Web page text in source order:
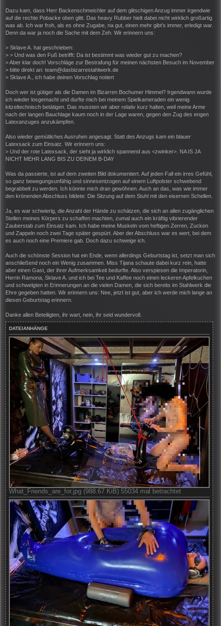
Dazu kam, dass Herr Backenschmeichler auf dem glitschigen Anzug immer irgendwie
auf die rechte Pobacke oben glitt. Das heavy Rubber hielt dabei nicht wirklich großartig
was ab. Ich war froh, als es ohne Zugabe, na gut, einen mehr gibt’s immer, erledigt war.
Denn da war ja noch die Sache mit dem Zeh. Wir erinnern uns:
> Sklave A. hat geschrieben:
> > Und was den Fuß betrifft: Da ist bestimmt was wieder gut zu machen?
> Aber klar doch! Vorschläge zur Bestrafung für meinen nächsten Besuch im November
> bitte direkt an: team@dasbizarrestahlwerk.de
> Sklave A., ich habe deinen Vorschlag notiert
Doch wer ist gütiger als die Damen im Bizarren Bochumer Himmel? Irgendwann wurde
ich wieder losgemacht und durfte mich bei meinem Spielkameraden ein wenig
kitzeltechnisch betätigen. Das mussten wir aber relativ kurz halten, weil meine Arme
nach der langen Bauchlage kaum noch in der Lage waren, gegen den Zug des engen
Latexanzuges anzukämpfen.
Also wieder gemütliches Ausruhen angesagt. Statt des Anzugs kam ein blauer
Latexsack zum Einsatz. Wir erinnern uns:
> Und der rote Latexsack, der sieht ja wirklich spannend aus <zwinker>. NA IS JA
NICHT MEHR LANG BIS ZU DEINEM B-DAY
Was da passierte, ist auf dem zweiten Bild dokumentiert. Auf jeden Fall ein irres Gefühl,
so ganz bewegungsunfähig und sinnesentzogen auf einem Luftpolster schwebend
begrabbelt zu werden. Ich könnte mich dran gewöhnen. Auch an das, was wie immer
den krönenden Abschluss bildete: Die Sitzung auf dem Stuhl mit den eisernen Schellen.
Ja, es war schwierig, die Anzahl der Hände zu schätzen, die sich an allen zugänglichen
Stellen meines Körpers zu schaffen machten, zumal auch ein kräftig vibrierender
Zauberstab zum Einsatz kam. Ich habe meine Muskeln vom heftigen Zerren, Zucken
und Zappeln noch zwei Tage später gespürt. Aber der Abschluss war es wert, bei dem
es auch noch eine Premiere gab. Doch dazu schweige ich.
Auch die schönste Session hat ein Ende, wenn allerdings Geburtstag ist, setzt man sich
anschließend noch ein Wenig zusammen. Miss Tijana schaute dabei kurz rein, hatte
aber einen Gast, der ihrer Aufmerksamkeit bedurfte. Also verspiesen die Imperatorin,
Herrin Ramona, Sklave A. und ich bei Tee und Kaffee noch einen leckeren Apfelkuchen
und schwelgten in Erinnerungen an die vielen Damen, die sich bereits im Stahlwerk die
Ehre gegeben hatten. Wir erinnern uns: Nee, jetzt ist gut, aber ich werde mich lange an
diesen Geburtstag erinnern.
Danke allen Beteiligten, ihr wart, nein, ihr seid wundervoll.
DATEIANHÄNGE
What_Friends_are_for.jpg (988.67 KiB) 55034 mal betrachtet